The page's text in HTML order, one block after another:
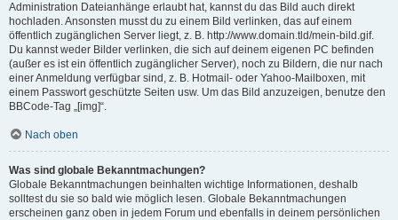
Administration Dateianhänge erlaubt hat, kannst du das Bild auch direkt
hochladen. Ansonsten musst du zu einem Bild verlinken, das auf einem
öffentlich zugänglichen Server liegt, z. B. http://www.domain.tld/mein-bild.gif.
Du kannst weder Bilder verlinken, die sich auf deinem eigenen PC befinden
(außer es ist ein öffentlich zugänglicher Server), noch zu Bildern, die nur nach
einer Anmeldung verfügbar sind, z. B. Hotmail- oder Yahoo-Mailboxen, mit
einem Passwort geschützte Seiten usw. Um das Bild anzuzeigen, benutze den
BBCode-Tag „[img]“.
Nach oben
Was sind globale Bekanntmachungen?
Globale Bekanntmachungen beinhalten wichtige Informationen, deshalb
solltest du sie so bald wie möglich lesen. Globale Bekanntmachungen
erscheinen ganz oben in jedem Forum und ebenfalls in deinem persönlichen